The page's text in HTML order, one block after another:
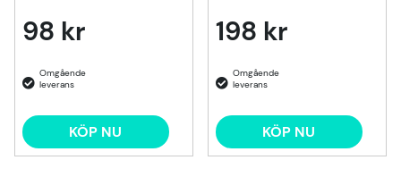
98 kr
KÖP NU
198 kr
KÖP NU